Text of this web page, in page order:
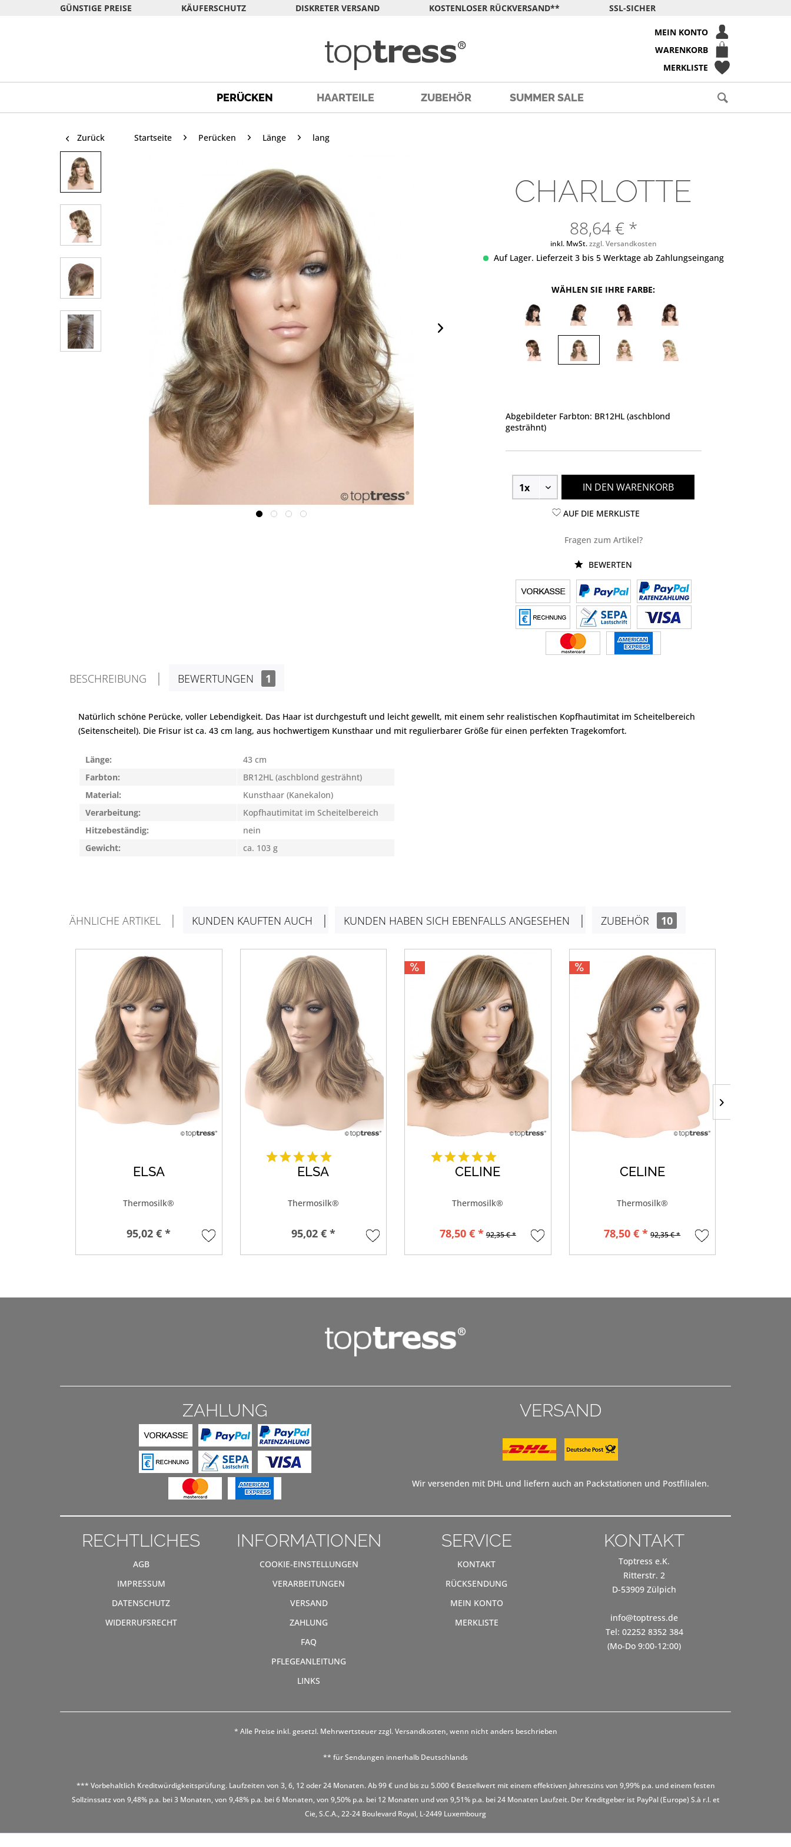
GÜNSTIGE PREISE KÄUFERSCHUTZ DISKRETER VERSAND KOSTENLOSER RÜCKVERSAND** SSL-SICHER
MEIN KONTO
WARENKORB
MERKLISTE
PERÜCKEN HAARTEILE ZUBEHÖR SUMMER SALE
Zurück Startseite Perücken Länge lang
CHARLOTTE
88,64 € *
inkl. MwSt.zzgl. Versandkosten
Auf Lager. Lieferzeit 3 bis 5 Werktage ab Zahlungseingang
WÄHLEN SIE IHRE FARBE:
Abgebildeter Farbton: BR12HL (aschblond
gesträhnt)
IN DEN WARENKORB
AUF DIE MERKLISTE
Fragen zum Artikel?
BEWERTEN
BESCHREIBUNG BEWERTUNGEN 1
Natürlich schöne Perücke, voller Lebendigkeit. Das Haar ist durchgestuft und leicht gewellt, mit einem sehr realistischen Kopfhautimitat im Scheitelbereich
(Seitenscheitel). Die Frisur ist ca. 43 cm lang, aus hochwertigem Kunsthaar und mit regulierbarer Größe für einen perfekten Tragekomfort.
Länge:
43 cm
Farbton:
BR12HL (aschblond gesträhnt)
Material:
Kunsthaar (Kanekalon)
Verarbeitung:
Kopfhautimitat im Scheitelbereich
Hitzebeständig:
nein
Gewicht:
ca. 103 g
ÄHNLICHE ARTIKEL KUNDEN KAUFTEN AUCH KUNDEN HABEN SICH EBENFALLS ANGESEHEN ZUBEHÖR 10
ELSA
Thermosilk®
95,02 € *
ELSA
Thermosilk®
95,02 € *
CELINE
Thermosilk®
78,50 € * 92,35 € *
CELINE
Thermosilk®
78,50 € * 92,35 € *
ZAHLUNG VERSAND
Wir versenden mit DHL und liefern auch an Packstationen und Postfilialen.
RECHTLICHES
AGB
IMPRESSUM
DATENSCHUTZ
WIDERRUFSRECHT
INFORMATIONEN
COOKIE-EINSTELLUNGEN
VERARBEITUNGEN
VERSAND
ZAHLUNG
FAQ
PFLEGEANLEITUNG
LINKS
SERVICE
KONTAKT
RÜCKSENDUNG
MEIN KONTO
MERKLISTE
KONTAKT
Toptress e.K.
Ritterstr. 2
D-53909 Zülpich
info@toptress.de
Tel: 02252 8352 384
(Mo-Do 9:00-12:00)
* Alle Preise inkl. gesetzl. Mehrwertsteuer zzgl.Versandkosten, wenn nicht anders beschrieben
** für Sendungen innerhalb Deutschlands
*** Vorbehaltlich Kreditwürdigkeitsprüfung. Laufzeiten von 3, 6, 12 oder 24 Monaten. Ab 99 € und bis zu 5.000 € Bestellwert mit einem effektiven Jahreszins von 9,99% p.a. und einem festen
Sollzinssatz von 9,48% p.a. bei 3 Monaten, von 9,48% p.a. bei 6 Monaten, von 9,50% p.a. bei 12 Monaten und von 9,51% p.a. bei 24 Monaten Laufzeit. Der Kreditgeber ist PayPal (Europe) S.à r.l. et
Cie, S.C.A., 22-24 Boulevard Royal, L-2449 Luxembourg